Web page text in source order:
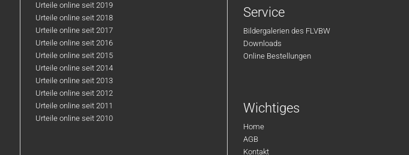
Urteile online seit 2019
Urteile online seit 2018
Urteile online seit 2017
Urteile online seit 2016
Urteile online seit 2015
Urteile online seit 2014
Urteile online seit 2013
Urteile online seit 2012
Urteile online seit 2011
Urteile online seit 2010
Service
Bildergalerien des FLVBW
Downloads
Online Bestellungen
Wichtiges
Home
AGB
Kontakt